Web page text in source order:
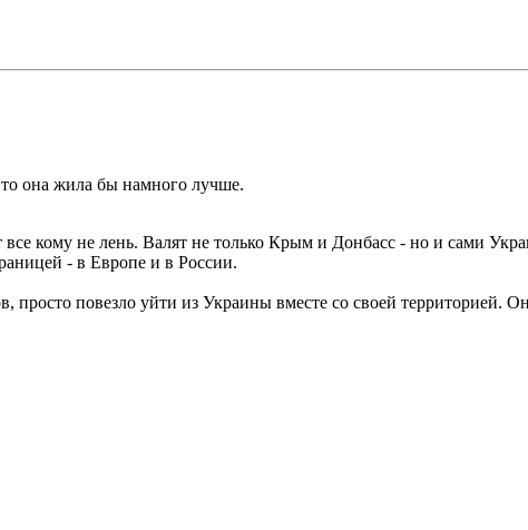
она жила бы намного лучше.
кому не лень. Валят не только Крым и Донбасс - но и сами
- в Европе и в России.
повезло уйти из Украины вместе со своей территорией.